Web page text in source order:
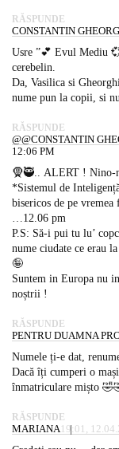
RĂSPUNDE
CONSTANTIN
Usre ”💕 Evul Mediu
cerebelin.
Da, Vasilica si
nume pun la copii, si
RĂSPUNDE
@@CONSTANTIN
12:06 PM
🧕🥷.. ALERT !
*Sistemul de
bisericos de pe
…12.06 pm
P.S: Să-i pui tu lu’
nume ciudate ce erau
🤪
Suntem in Europa nu
noștrii !
RĂSPUNDE
PENTRU DUAMNA
Numele ți-e dat,
Dacă îți cumperi o
înmatriculare mișto
RĂSPUNDE
MARIANA19:01,